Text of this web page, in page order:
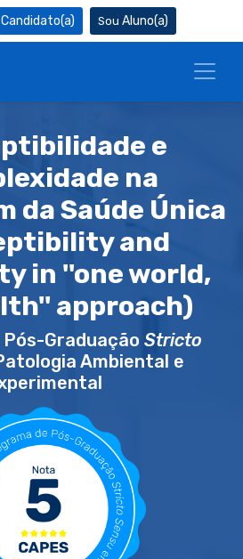
Candidato(a) Aluno(a)
e
na
da Saúde Única
and
in ''one world,
approach)
Graduação Stricto
Ambiental e